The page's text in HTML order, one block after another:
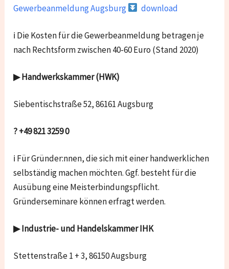
Gewerbeanmeldung Augsburg
download
ℹ Die Kosten für die Gewerbeanmeldung betragen je
nach Rechtsform zwischen 40-60 Euro (Stand 2020)
▶ Handwerkskammer (HWK)
Siebentischstraße 52, 86161 Augsburg
?+49 821 3259 0
ℹ Für Gründer:nnen, die sich mit einer handwerklichen
selbständig machen möchten. Ggf. besteht für die
Ausübung eine Meisterbindungspflicht.
Gründerseminare können erfragt werden.
▶ Industrie- und Handelskammer IHK
Stettenstraße 1 + 3, 86150 Augsburg